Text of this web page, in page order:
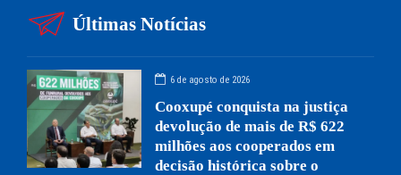
Últimas Notícias
6 de agosto de 2026
Cooxupé conquista na justiça
devolução de mais de R$ 622
milhões aos cooperados em
decisão histórica sobre o